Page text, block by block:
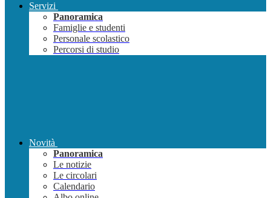
Servizi
Panoramica
Famiglie e studenti
Personale scolastico
Percorsi di studio
Novità
Panoramica
Le notizie
Le circolari
Calendario